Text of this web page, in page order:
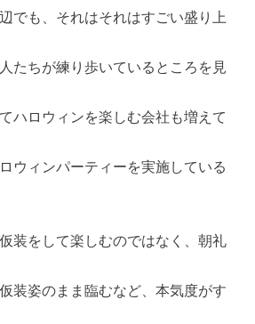
でも、それはそれはすごい盛り上
たちが練り歩いているところを見
ハロウィンを楽しむ会社も増えて
ウィンパーティーを実施している
装をして楽しむのではなく、朝礼
装姿のまま臨むなど、本気度がす